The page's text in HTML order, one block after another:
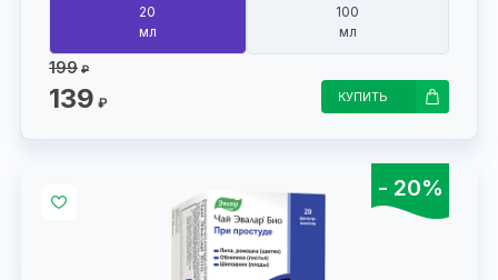
20
мл
100
мл
199 ₽
139 ₽ КУПИТЬ
- 20%